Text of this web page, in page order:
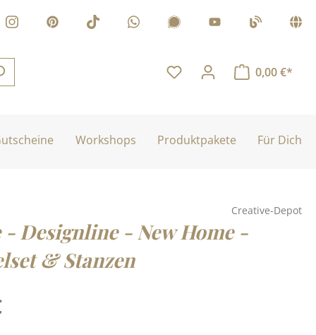
0,00 €*
Workshops Produktpakete Für Dich
Creative-Depot
- Designline - New Home -
& Stanzen